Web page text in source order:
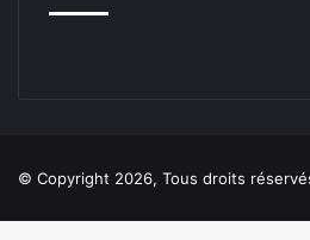
© Copyright 2026, Tous droits